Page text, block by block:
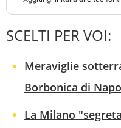
SCELTI PER VOI:
Meraviglie
Borbonica di
La Milano